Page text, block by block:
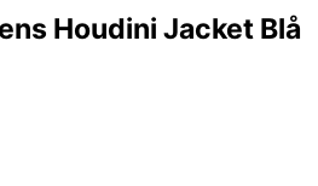
Houdini Jacket Blå